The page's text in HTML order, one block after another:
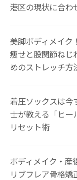
港区の現状に合わ
美脚ボディメイク
痩せと股関節ねじ
めのストレッチ方
着圧ソックスは今
士が教える「ヒー
リセット術
ボディメイク・産
リブフレア骨格矯